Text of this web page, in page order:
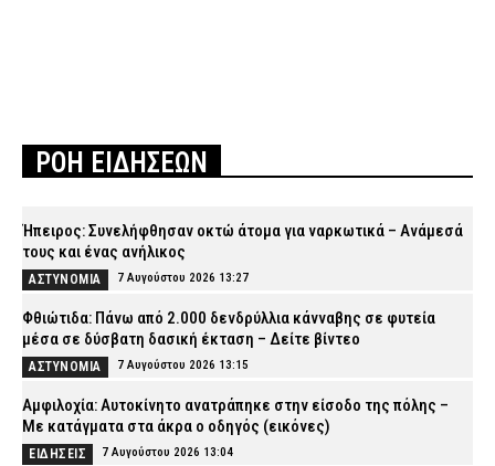
ΡΟΗ ΕΙΔΗΣΕΩΝ
Ήπειρος: Συνελήφθησαν οκτώ άτομα για ναρκωτικά – Ανάμεσά
τους και ένας ανήλικος
ΑΣΤΥΝΟΜΙΑ 7 Αυγούστου 2026 13:27
Φθιώτιδα: Πάνω από 2.000 δενδρύλλια κάνναβης σε φυτεία
μέσα σε δύσβατη δασική έκταση – Δείτε βίντεο
ΑΣΤΥΝΟΜΙΑ 7 Αυγούστου 2026 13:15
Αμφιλοχία: Αυτοκίνητο ανατράπηκε στην είσοδο της πόλης –
Με κατάγματα στα άκρα ο οδηγός (εικόνες)
ΕΙΔΗΣΕΙΣ 7 Αυγούστου 2026 13:04